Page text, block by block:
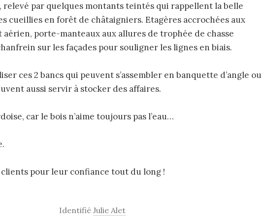
relevé par quelques montants teintés qui rappellent la belle
cueillies en forêt de châtaigniers. Etagères accrochées aux
aérien, porte-manteaux aux allures de trophée de chasse
sur les façades pour souligner les lignes en biais.
ces 2 bancs qui peuvent s’assembler en banquette d’angle ou
aussi servir à stocker des affaires.
car le bois n’aime toujours pas l’eau…
pour leur confiance tout du long !
Identifié Julie Alet